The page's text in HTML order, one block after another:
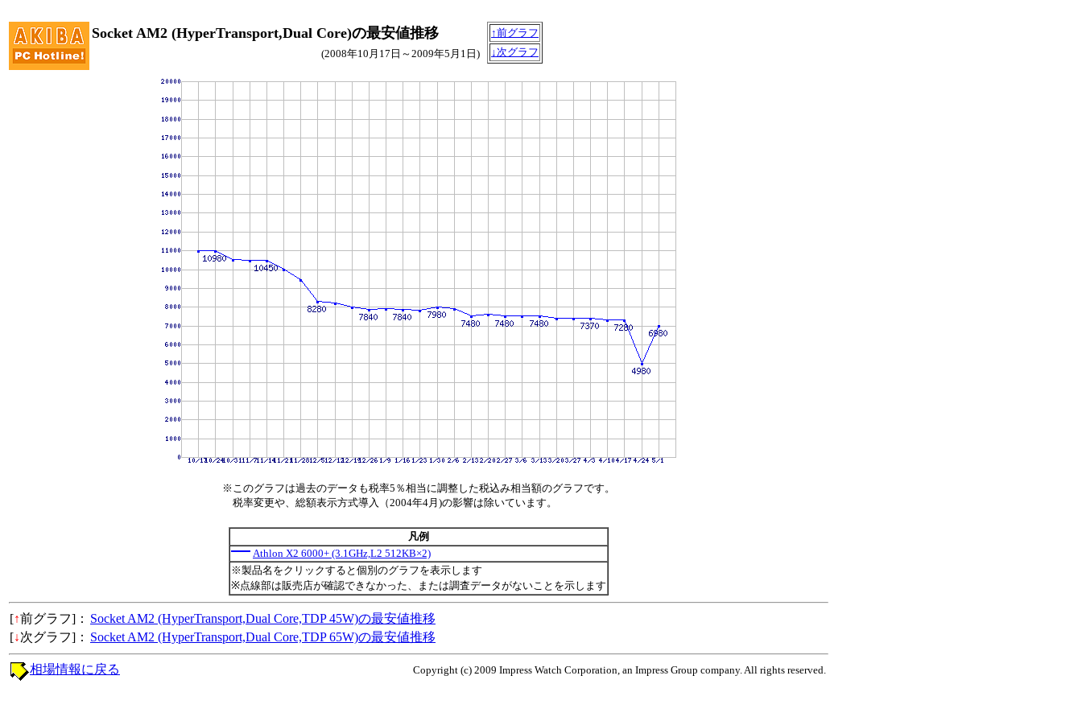
Socket AM2 (HyperTransport,Dual Core)の最安値推移
↑前グラフ
↓次グラフ
(2008年10月17日～2009年5月1日)
※このグラフは過去のデータも税率5％相当に調整した税込み相当額のグラフです。
税率変更や、総額表示方式導入（2004年4月)の影響は除いています。
凡例
Athlon X2 6000+ (3.1GHz,L2 512KB×2)
※製品名をクリックすると個別のグラフを表示します
※点線部は販売店が確認できなかった、または調査データがないことを示します
[↑前グラフ]： Socket AM2 (HyperTransport,Dual Core,TDP 45W)の最安値推移
[↓次グラフ]： Socket AM2 (HyperTransport,Dual Core,TDP 65W)の最安値推移
Copyright (c) 2009 Impress Watch Corporation, an Impress Group company. All rights reserved.
相場情報に戻る